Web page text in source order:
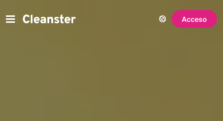
Acceso